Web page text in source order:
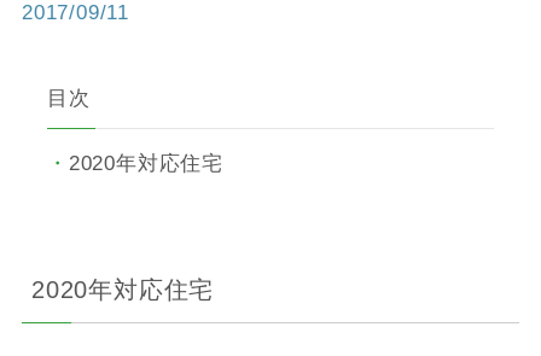
2017/09/11
目次
2020年対応住宅
2020年対応住宅